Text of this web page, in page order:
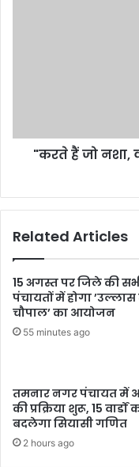
"करते हैं जो
Related Articles
15 अगस्त पर जिले की
पंचायतों में होगा
चौपाल’ का आयोजन
55 minutes ago
तमनार नगर पंचायत में
की प्रक्रिया शुरू, 15 वार्डों
बदलेगा सियासी गणित
2 hours ago